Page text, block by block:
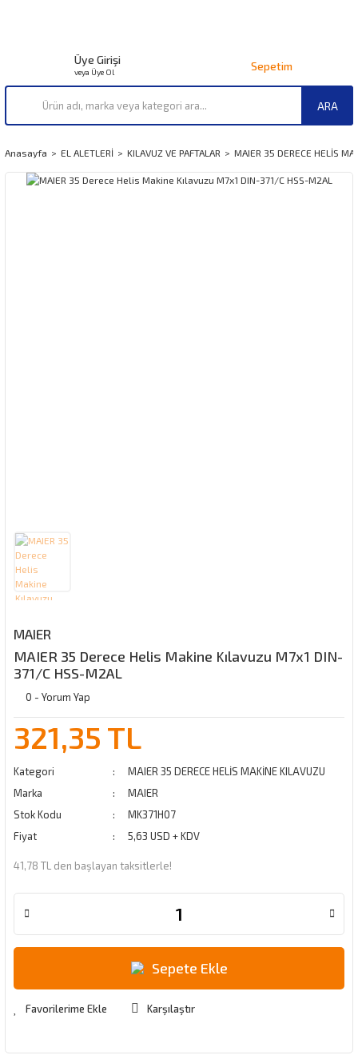
ARA
Üye Girişi
veya Üye Ol Sepetim
Anasayfa EL ALETLERİ KILAVUZ VE PAFTALAR MAIER 35 DERECE HELİS
MAIER
MAIER 35 Derece Helis Makine Kılavuzu M7x1 DIN-
371/C HSS-M2AL
0 - Yorum Yap
321,35 TL
Kategori
MAIER 35 DERECE HELİS MAKİNE KILAVUZU
Marka
MAIER
Stok Kodu
MK371H07
Fiyat
5,63 USD + KDV
41,78 TL den başlayan taksitlerle!
Sepete Ekle
Karşılaştır